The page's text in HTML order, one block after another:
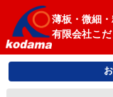
薄板・微細
有限会社こ